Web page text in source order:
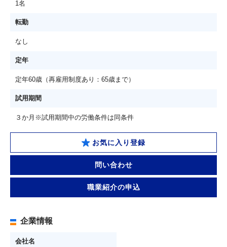
1名
転勤
なし
定年
定年60歳（再雇用制度あり：65歳まで）
試用期間
３か月※試用期間中の労働条件は同条件
お気に入り登録
問い合わせ
職業紹介の申込
企業情報
会社名